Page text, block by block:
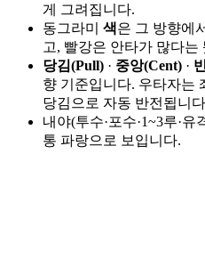
게 그려집니다.
동그라미 색은 그 방향에
고, 빨강은 안타가 많다는
당김(Pull) · 중앙(Cent) ·
향 기준입니다. 우타자는
당김으로 자동 반전됩니
내야(투수·포수·1~3루·
통 파랑으로 보입니다.